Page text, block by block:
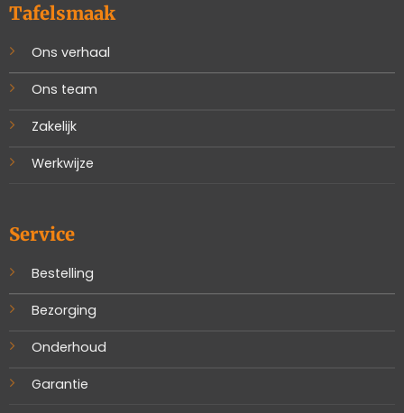
Tafelsmaak
Ons verhaal
Ons team
Zakelijk
Werkwijze
Service
Bestelling
Bezorging
Onderhoud
Garantie